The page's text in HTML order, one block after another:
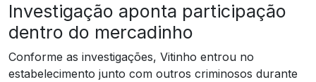
Investigação aponta participação
dentro do mercadinho
Conforme as investigações, Vitinho entrou no
estabelecimento junto com outros criminosos durante